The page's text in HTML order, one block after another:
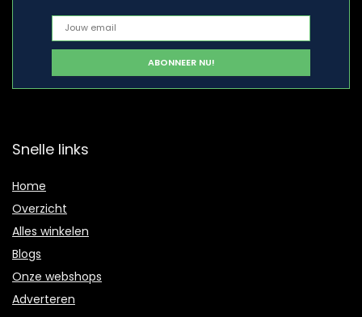
Snelle links
Home
Overzicht
Alles winkelen
Blogs
Onze webshops
Adverteren